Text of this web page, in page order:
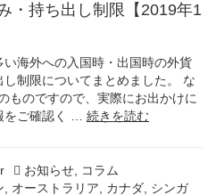
・持ち出し制限【2019年1
海外への入国時・出国時の外貨
制限についてまとめました。 な
ものですので、実際にお出かけに
をご確認く … 続きを読む
Categories
お知らせ
コラム
オーストラリア カナダ シンガ